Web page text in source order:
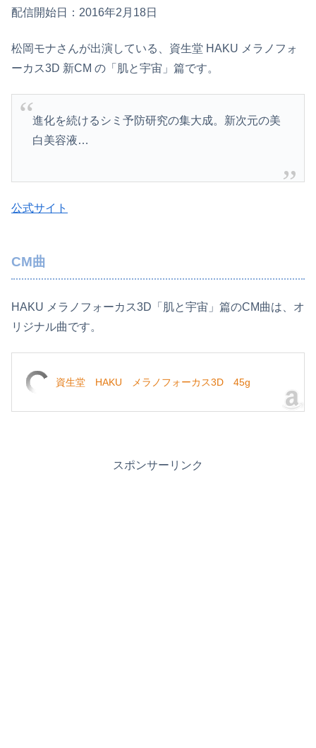
配信開始日：2016年2月18日
松岡モナさんが出演している、資生堂 HAKU メラノフォ
ーカス3D 新CM の「肌と宇宙」篇です。
進化を続けるシミ予防研究の集大成。新次元の美
白美容液…
公式サイト
CM曲
HAKU メラノフォーカス3D「肌と宇宙」篇のCM曲は、オ
リジナル曲です。
資生堂 HAKU メラノフォーカス3D 45g
スポンサーリンク